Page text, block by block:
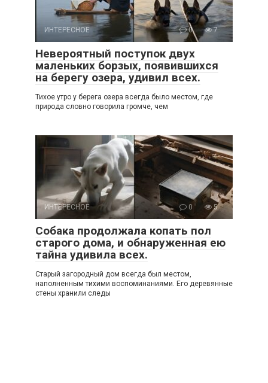
ИНТЕРЕСНОЕ 0 7
Невероятный поступок двух
маленьких борзых, появившихся
на берегу озера, удивил всех.
Тихое утро у берега озера всегда было местом, где
природа словно говорила громче, чем
ИНТЕРЕСНОЕ 0 5
Собака продолжала копать пол
старого дома, и обнаруженная ею
тайна удивила всех.
Старый загородный дом всегда был местом,
наполненным тихими воспоминаниями. Его деревянные
стены хранили следы